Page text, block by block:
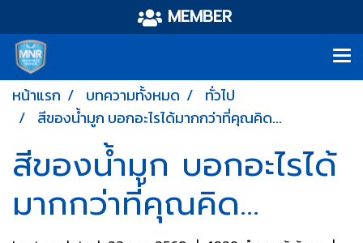
MEMBER
หน้าแรก บทความทั้งหมด
ทั่วไป
สีของน้ำมูก บอกอะไรได้มากกว่าที่คุณคิด...
สีของน้ำมูก บอกอะไรได้
มากกว่าที่คุณคิด...